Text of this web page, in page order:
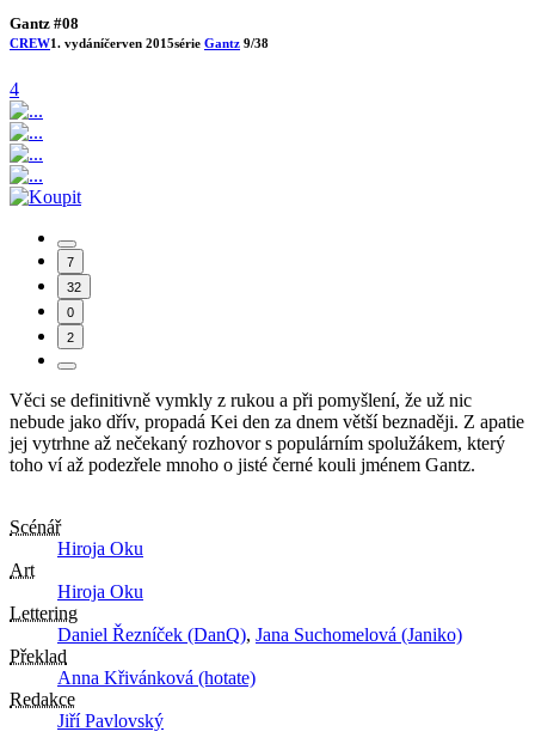
Gantz #08
CREW1. vydáníčerven 2015série Gantz 9/38
4
7
32
0
2
Věci se definitivně vymkly z rukou a při pomyšlení, že už nic
nebude jako dřív, propadá Kei den za dnem větší beznaději. Z apatie
jej vytrhne až nečekaný rozhovor s populárním spolužákem, který
toho ví až podezřele mnoho o jisté černé kouli jménem Gantz.
Scénář
Hiroja Oku
Art
Hiroja Oku
Lettering
Daniel Řezníček (DanQ), Jana Suchomelová (Janiko)
Překlad
Anna Křivánková (hotate)
Redakce
Jiří Pavlovský